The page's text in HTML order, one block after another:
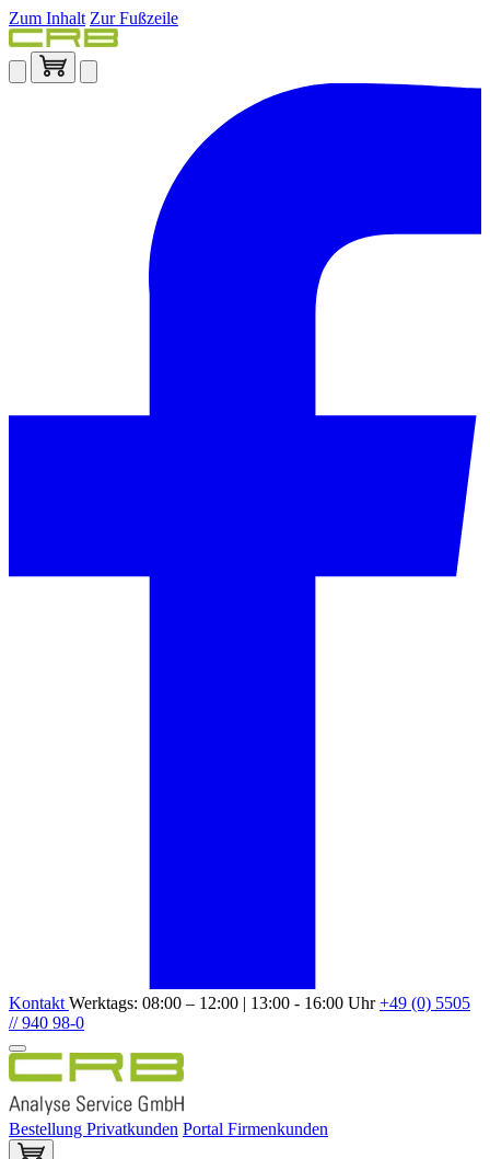
Zum Inhalt Zur Fußzeile
Kontakt Werktags: 08:00 – 12:00 | 13:00 - 16:00 Uhr+49 (0) 5505
// 940 98-0
Bestellung Privatkunden Portal Firmenkunden